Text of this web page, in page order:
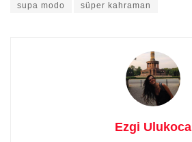
supa modo süper kahraman
Ezgi Ulukoca